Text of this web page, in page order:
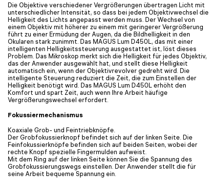
Die Objektive verschiedener Vergrößerungen übertragen Licht mit
unterschiedlicher Intensität, so dass bei jedem Objektivwechsel die
Helligkeit des Lichts angepasst werden muss. Der Wechsel von
einem Objektiv mit höherer zu einem mit geringerer Vergrößerung
führt zu einer Ermüdung der Augen, da die Bildhelligkeit in den
Okularen stark zunimmt. Das MAGUS Lum D450L, das mit einer
intelligenten Helligkeitssteuerung ausgestattet ist, löst dieses
Problem. Das Mikroskop merkt sich die Helligkeit für jedes Objektiv,
das der Anwender ausgewählt hat, und stellt diese Helligkeit
automatisch ein, wenn der Objektivrevolver gedreht wird. Die
intelligente Steuerung reduziert die Zeit, die zum Einstellen der
Helligkeit benötigt wird. Das MAGUS Lum D450L erhöht den
Komfort und spart Zeit, auch wenn Ihre Arbeit häufige
Vergrößerungswechsel erfordert.
Fokussiermechanismus
Koaxiale Grob- und Feintriebknöpfe.
Der Grobfokussierknopf befindet sich auf der linken Seite. Die
Feinfokussierknöpfe befinden sich auf beiden Seiten, wobei der
rechte Knopf spezielle Fingermulden aufweist.
Mit dem Ring auf der linken Seite können Sie die Spannung des
Grobfokussierungswegs einstellen. Der Anwender stellt die für
seine Arbeit bequeme Spannung ein.